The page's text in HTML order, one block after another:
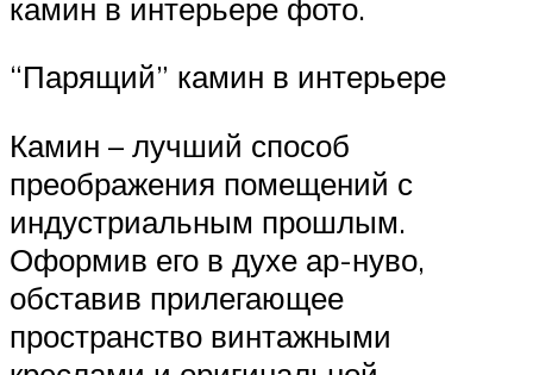
камин в интерьере фото.
“Парящий” камин в интерьере
Камин – лучший способ
преображения помещений с
индустриальным прошлым.
Оформив его в духе ар-нуво,
обставив прилегающее
пространство винтажными